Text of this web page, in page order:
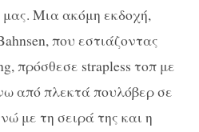
μας. Μια ακόμη εκδοχή,
που εστιάζοντας
πρόσθεσε strapless τοπ με
από πλεκτά πουλόβερ σε
με τη σειρά της και η